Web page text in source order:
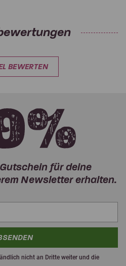
BEWERTEN
für deine
Newsletter erhalten.
nicht an Dritte weiter und die